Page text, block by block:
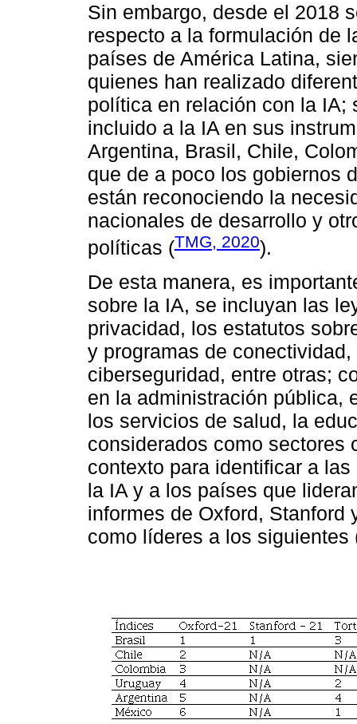
Sin embargo, desde el 2018
respecto a la formulación de
países de América Latina,
quienes han realizado
política en relación con la IA;
incluido a la IA en sus
Argentina, Brasil, Chile,
que de a poco los gobiernos
están reconociendo la
nacionales de desarrollo y
políticas (TMG, 2020).
De esta manera, es
sobre la IA, se incluyan las
privacidad, los estatutos
y programas de
ciberseguridad, entre otras;
en la administración pública,
los servicios de salud, la
considerados como sectores
contexto para identificar a
la IA y a los países que
informes de Oxford, Stanford
como líderes a los